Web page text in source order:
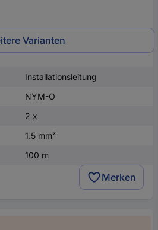
Varianten
Installationsleitung
NYM-O
2 x
1.5 mm²
100 m
Merken